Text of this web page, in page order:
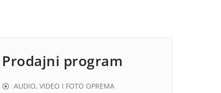
Prodajni program
AUDIO, VIDEO I FOTO OPREMA